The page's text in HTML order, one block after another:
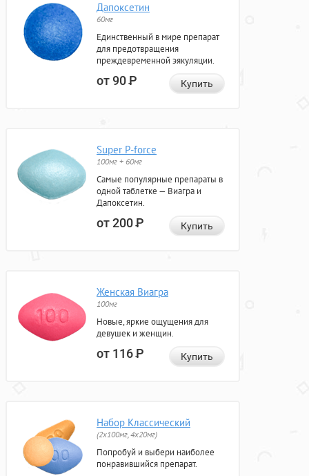
Дапоксетин
60мг
Единственный в мире препарат
для предотвращения
преждевременной эякуляции.
от 90Р Купить
Super P-force
100мг + 60мг
Самые популярные препараты в
одной таблетке — Виагра и
Дапоксетин.
от 200Р Купить
Женская Виагра
100мг
Новые, яркие ощущения для
девушек и женщин.
от 116Р Купить
Набор Классический
(2x100мг, 4x20мг)
Попробуй и выбери наиболее
понравившийся препарат.